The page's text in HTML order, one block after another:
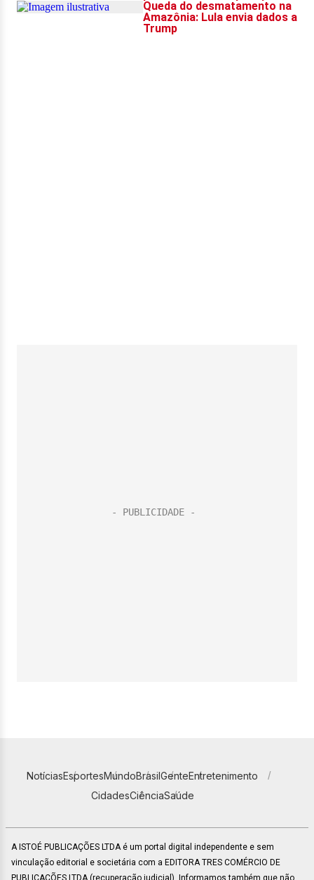
NotíciasEsportesMundoBrasilGenteEntretenimento
CidadesCiênciaSaúde
A ISTOÉ PUBLICAÇÕES LTDA é um portal digital independente e sem
vinculação editorial e societária com a EDITORA TRES COMÉRCIO DE
PUBLICACÕES LTDA (recuperação judicial). Informamos também que não